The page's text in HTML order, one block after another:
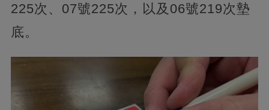
225次、07號225次，以及06號219次墊
底。